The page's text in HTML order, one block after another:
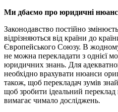
Ми дбаємо про юридичні
Законодавство постійно
відрізняються від країни до
Європейського Союзу. В
не можна перекладати з однієї
юридичних знань. Для
необхідно врахувати нюанси
також, щоб перекладач зумів
щоб зробити ідеальний переклад
вимагає чимало досліджень.